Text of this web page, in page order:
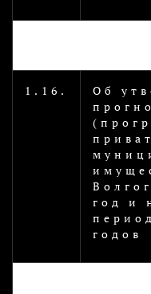
1.16.
Об
год и
годов